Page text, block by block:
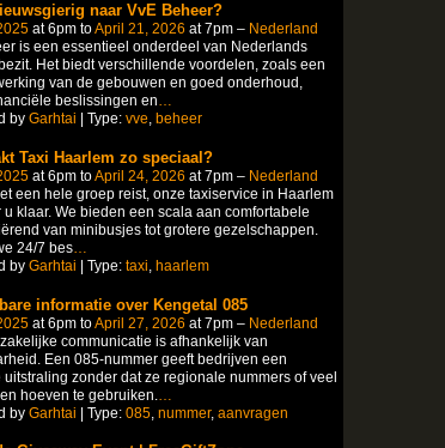
naar VvE Beheer?
at 6pm toApril 21, 2026 at 7pm – Nederland
is een essentieel onderdeel van Nederlands
Het biedt verschillende voordelen, zoals een
van de gebouwen en goed onderhoud,
beslissingen en…
by Garhtai | Type: vve, beheer
Taxi Haarlem zo speciaal?
at 6pm toApril 24, 2026 at 7pm – Nederland
een hele groep reist, onze taxiservice in Haarlem
u klaar. We bieden een scala aan comfortabele
van minibusjes tot grotere gezelschappen.
24/7 bes…
by Garhtai | Type: taxi, haarlem
informatie over Kengetal 085
at 6pm toApril 27, 2026 at 7pm – Nederland
communicatie is afhankelijk van
Een 085-nummer geeft bedrijven een
zonder dat ze regionale nummers of veel
hoeven te gebruiken.
by Garhtai | Type: 085, nummer, aanvragen